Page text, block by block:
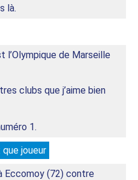
là.
l’Olympique de Marseille
clubs que j’aime bien
1.
joueur
Eccomoy (72) contre